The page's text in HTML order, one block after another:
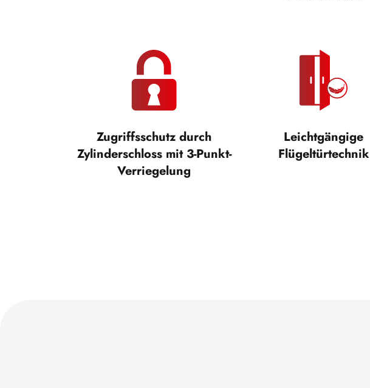
Zugriffsschutz durch
Zylinderschloss mit 3-Punkt-
Verriegelung
Leichtgängige
Flügeltürtechnik